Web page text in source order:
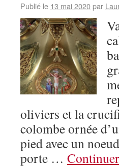
Publié le 13 mai 2020par
oliviers et la
colombe ornée
pied avec un
porte …